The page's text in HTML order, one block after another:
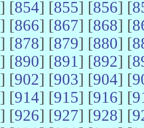
] [854] [855] [856] [
] [866] [867] [868] [
] [878] [879] [880] [
] [890] [891] [892] [
] [902] [903] [904] [
] [914] [915] [916] [
] [926] [927] [928] [